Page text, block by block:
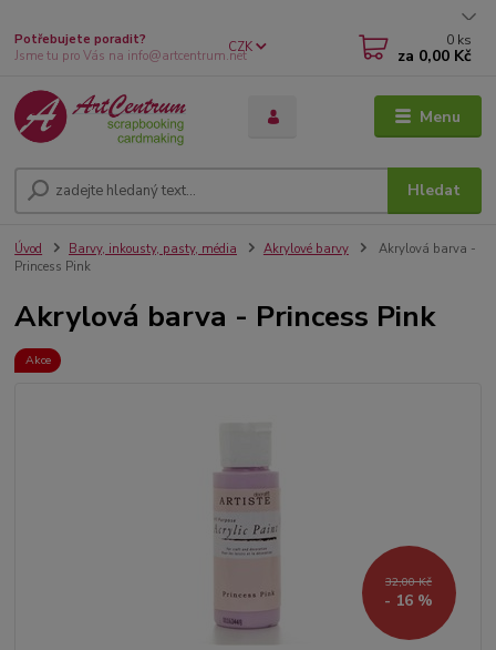
Menu
CZK
Hledat
Potřebujete poradit?
Jsme tu pro Vás na info@artcentrum.net
0 ks
za 0,00 Kč
Úvod Barvy, inkousty, pasty, média Akrylové barvy
Akrylová barva -
Princess Pink
Akrylová barva - Princess Pink
Akce
32,00 Kč
- 16 %